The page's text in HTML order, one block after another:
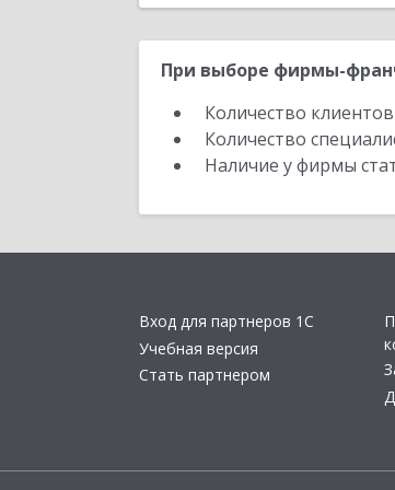
При выборе фирмы-
Количество
Количество
Наличие у фирмы
Вход для партнеров 1С
Учебная версия
Стать партнером